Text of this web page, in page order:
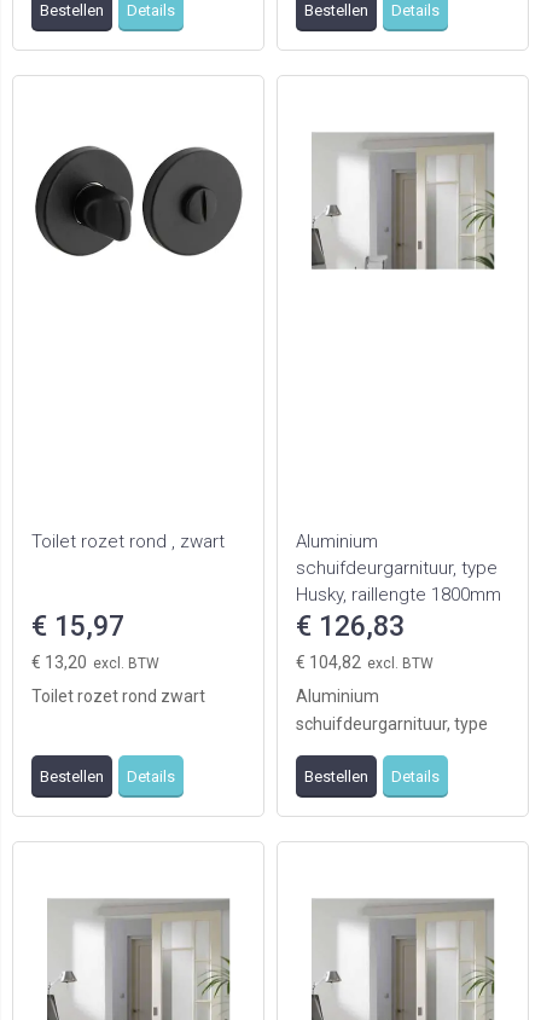
Bestellen Details Bestellen Details
Toilet rozet rond , zwart
€ 15,97
€ 13,20
Toilet rozet rond zwart
Bestellen Details
Aluminium
schuifdeurgarnituur, type
Husky, raillengte 1800mm
€ 126,83
€ 104,82
Aluminium
schuifdeurgarnituur, type
Husky, raillengte 1800mm
Bestellen Details